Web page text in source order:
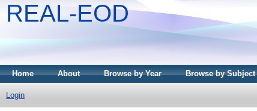
REAL-EOD
Home About Browse by Year Browse by Subject
Login